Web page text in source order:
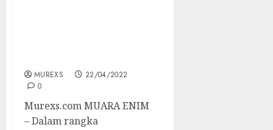
MUREXS
22/04/2022
0
Murexs.com MUARA ENIM
– Dalam rangka